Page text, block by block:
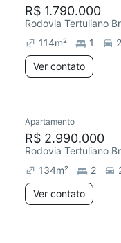
R$ 1.790.000
Rodovia Tertuliano
114m² 1
2
Ver contato
Apartamento
R$ 2.990.000
Rodovia Tertuliano
134m² 2
Ver contato